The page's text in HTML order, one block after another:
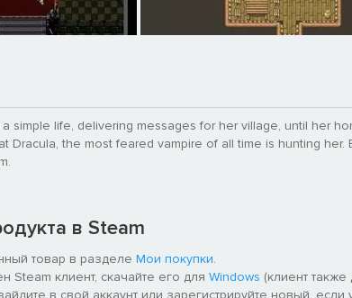
simple life, delivering messages for her village, until her
Dracula, the most feared vampire of all time is hunting her.
в Steam
товар в разделе Мои покупки.
Steam клиент, скачайте его для Windows (клиент также
в свой аккаунт или зарегистрируйте новый,